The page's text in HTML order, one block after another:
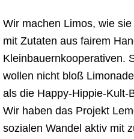
Wir machen Limos, wie
mit Zutaten aus fairem
Kleinbauernkooperativen.
wollen nicht bloß
als die Happy-Hippie-Kult-
Wir haben das Projekt
sozialen Wandel aktiv mit